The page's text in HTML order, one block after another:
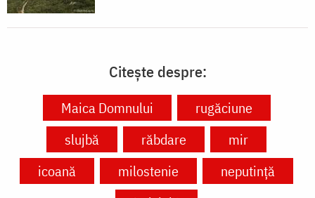
Citește despre:
Maica Domnului
rugăciune
slujbă
răbdare
mir
icoană
milostenie
neputință